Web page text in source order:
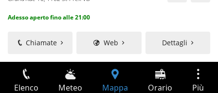
Adesso aperto fino alle 21:00
Chiamate Web Dettagli
Elenco Meteo Mappa Orario Più